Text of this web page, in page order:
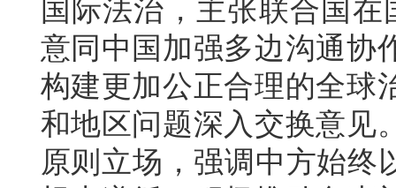
国际法治，主张联合国
意同中国加强多边沟通协
构建更加公正合理的全球
和地区问题深入交换意见
原则立场，强调中方始终